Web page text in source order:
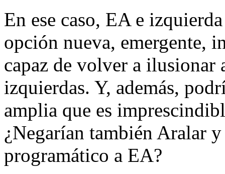
En ese caso, EA e
opción nueva, emergente,
capaz de volver a ilusionar
izquierdas. Y, además,
amplia que es
¿Negarían también Aralar
programático a EA?